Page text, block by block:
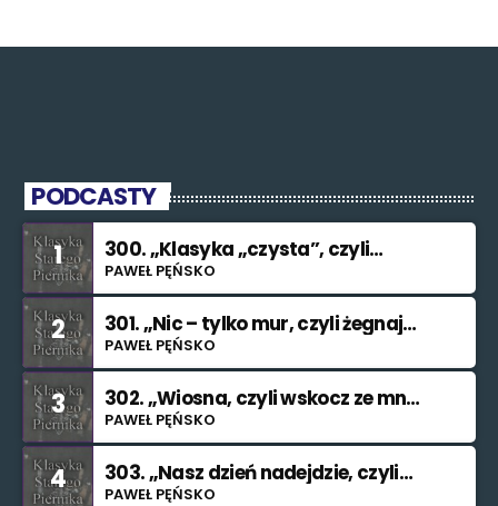
PODCASTY
1
300. „Klasyka „czysta”, czyli
znowu nie świętuję”
PAWEŁ PĘŃSKO
2
301. „Nic – tylko mur, czyli żegnaj
smutku”
PAWEŁ PĘŃSKO
3
302. „Wiosna, czyli wskocz ze mną
do rzeki”
PAWEŁ PĘŃSKO
4
303. „Nasz dzień nadejdzie, czyli
bilet na Księżyc”.”
PAWEŁ PĘŃSKO